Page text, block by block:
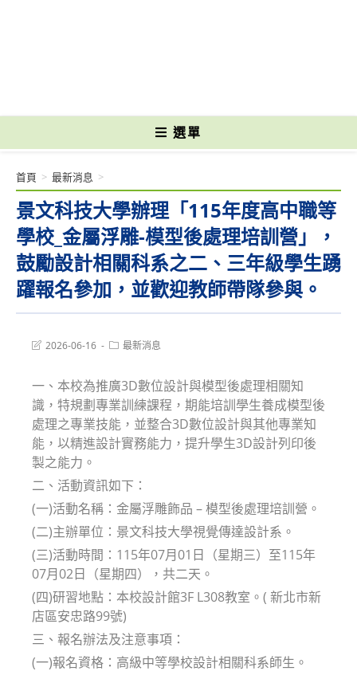
選單
景文科技大學辦理「115年度高中職等
學校_金屬浮雕-模型後處理培訓營」，
鼓勵設計相關科系之二、三年級學生踴
躍報名參加，並歡迎教師帶隊參與。
首頁 > 最新消息 >
Post2026-06-16
Post最新消息
一、本校為推廣3D數位設計與模型後處理相關知
識，特規劃專業訓練課程，期能培訓學生養成模型後
處理之專業技能，並整合3D數位設計與其他專業知
能，以精進設計實務能力，提升學生3D設計列印後
製之能力。
二、活動資訊如下：
(一)活動名稱：金屬浮雕飾品 – 模型後處理培訓營。
(二)主辦單位：景文科技大學視覺傳達設計系。
(三)活動時間：115年07月01日（星期三）至115年
07月02日（星期四），共二天。
(四)研習地點：本校設計館3F L308教室。( 新北市新
店區安忠路99號)
三、報名辦法及注意事項：
(一)報名資格：高級中等學校設計相關科系師生。